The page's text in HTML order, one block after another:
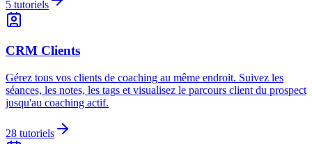
5 tutoriels
CRM Clients
Gérez tous vos clients de coaching au même endroit. Suivez les
séances, les notes, les tags et visualisez le parcours client du prospect
jusqu'au coaching actif.
28 tutoriels